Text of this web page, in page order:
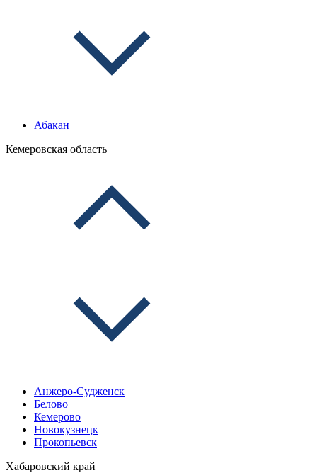
Абакан
Кемеровская область
Анжеро-Судженск
Белово
Кемерово
Новокузнецк
Прокопьевск
Хабаровский край